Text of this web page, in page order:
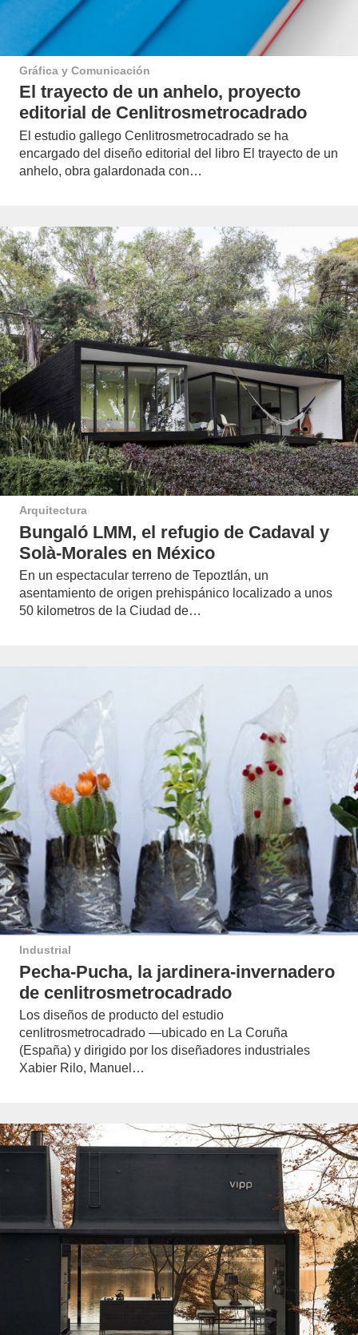
Gráfica y Comunicación
El trayecto de un anhelo, proyecto
editorial de Cenlitrosmetrocadrado
El estudio gallego Cenlitrosmetrocadrado se ha
encargado del diseño editorial del libro El trayecto de un
anhelo, obra galardonada con…
Arquitectura
Bungaló LMM, el refugio de Cadaval y
Solà-Morales en México
En un espectacular terreno de Tepoztlán, un
asentamiento de origen prehispánico localizado a unos
50 kilometros de la Ciudad de…
Industrial
Pecha-Pucha, la jardinera-invernadero
de cenlitrosmetrocadrado
Los diseños de producto del estudio
cenlitrosmetrocadrado —ubicado en La Coruña
(España) y dirigido por los diseñadores industriales
Xabier Rilo, Manuel…